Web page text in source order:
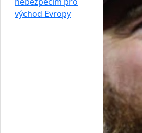
východ Evropy